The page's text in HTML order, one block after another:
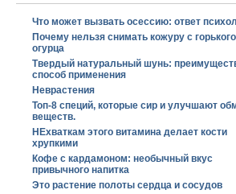
Что может вызвать осессию: ответ
Почему нельзя снимать кожуру с горького
огурца
Твердый натуральный шунь:
способ применения
Неврастения
Топ-8 специй, которые сир и улучшают
веществ.
НЕхваткам этого витамина делает кости
хрупкими
Кофе с кардамоном: необычный вкус
привычного напитка
Это растение полоты сердца и сосудов